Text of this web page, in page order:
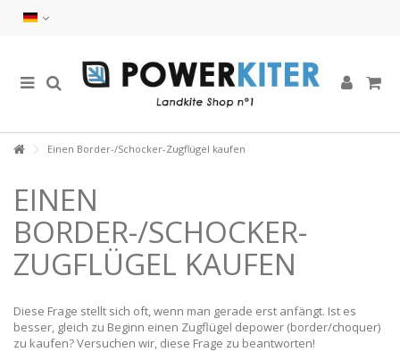
Einen Border-/Schocker-Zugflügel kaufen
EINEN
BORDER-/SCHOCKER-
ZUGFLÜGEL KAUFEN
Diese Frage stellt sich oft, wenn man gerade erst anfängt. Ist es
besser, gleich zu Beginn einen Zugflügel depower (border/choquer)
zu kaufen? Versuchen wir, diese Frage zu beantworten!